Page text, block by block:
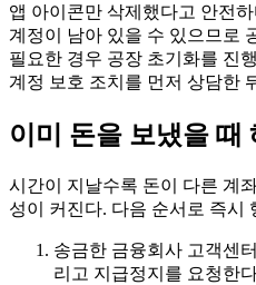
앱 아이콘만 삭제했다고 안전
계정이 남아 있을 수 있으므로
필요한 경우 공장 초기화를 진
계정 보호 조치를 먼저 상담한
이미 돈을 보냈을 때
시간이 지날수록 돈이 다른 계
성이 커진다. 다음 순서로 즉시
송금한 금융회사 고객센
리고 지급정지를 요청한